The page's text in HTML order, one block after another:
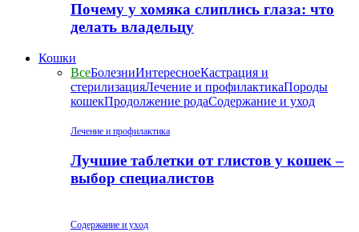
Почему у хомяка слиплись глаза: что
делать владельцу
Кошки
ВсеБолезниИнтересноеКастрация и
стерилизацияЛечение и профилактикаПороды
кошекПродолжение родаСодержание и уход
Лечение и профилактика
Лучшие таблетки от глистов у кошек –
выбор специалистов
Содержание и уход